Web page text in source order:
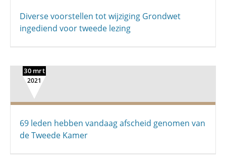
Diverse voorstellen tot wijziging Grondwet
ingediend voor tweede lezing
30 mrt
2021
69 leden hebben vandaag afscheid genomen van
de Tweede Kamer